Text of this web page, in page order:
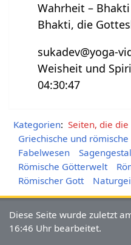
Wahrheit –
Bhakti, die
sukadev@yoga-
Weisheit und
04:30:47
Kategorien: Seiten, die
Griechische und
Fabelwesen
Römische Götterwelt
Römischer Gott
Diese Seite wurde zuletzt
16:46 Uhr bearbeitet.